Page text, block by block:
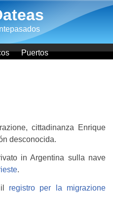
Puertos
cittadinanza Enrique
desconocida.
in Argentina sulla nave
.
registro per la migrazione